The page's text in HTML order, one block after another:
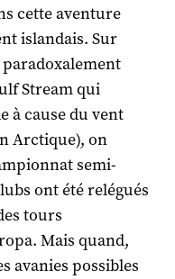
cette aventure
islandais. Sur
Stream qui
à cause du vent
Arctique), on
semi-
ont été relégués
tours
Mais quand,
avanies possibles